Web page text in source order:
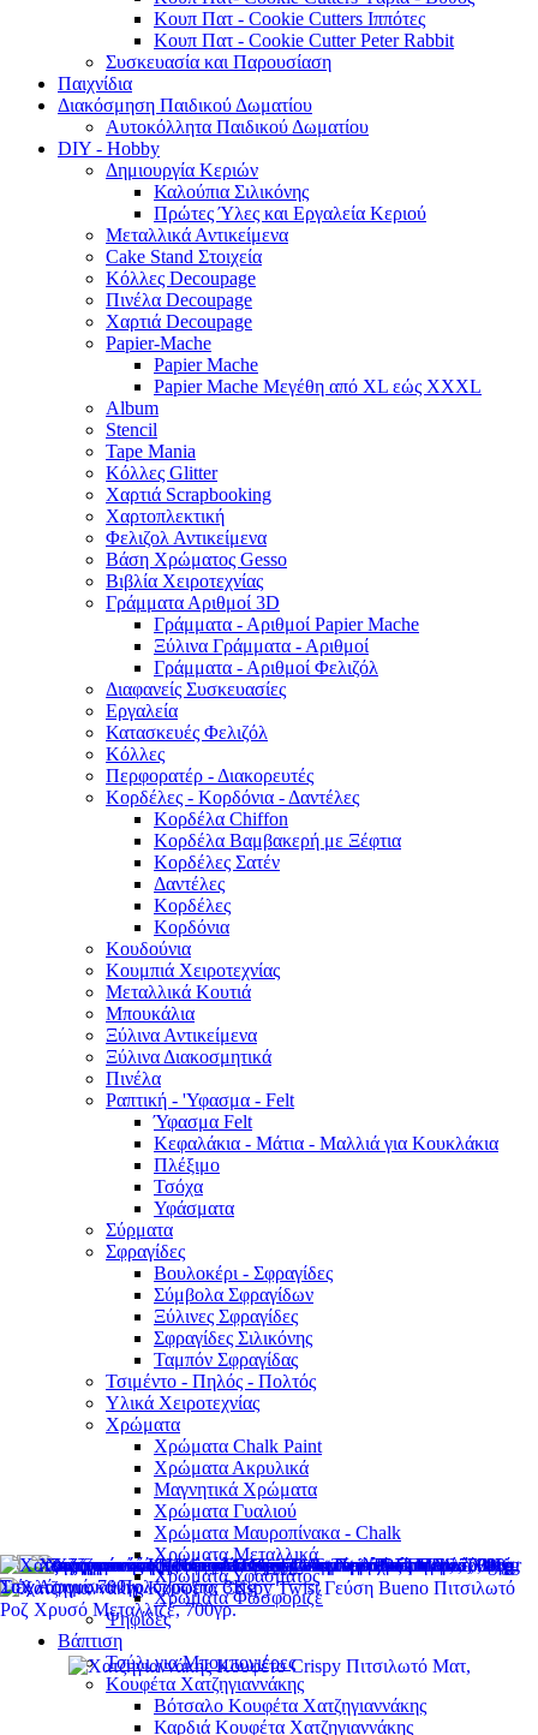
Κουπ Πατ - Cookie Cutters Ιππότες
Κουπ Πατ - Cookie Cutter Peter Rabbit
Συσκευασία και Παρουσίαση
Παιχνίδια
Διακόσμηση Παιδικού Δωματίου
Αυτοκόλλητα Παιδικού Δωματίου
DIY - Hobby
Δημιουργία Κεριών
Καλούπια Σιλικόνης
Πρώτες Ύλες και Εργαλεία Κεριού
Μεταλλικά Αντικείμενα
Cake Stand Στοιχεία
Κόλλες Decoupage
Πινέλα Decoupage
Χαρτιά Decoupage
Papier-Mache
Papier Mache
Papier Mache Μεγέθη από XL εώς XXXL
Album
Stencil
Tape Mania
Κόλλες Glitter
Χαρτιά Scrapbooking
Χαρτοπλεκτική
Φελιζολ Αντικείμενα
Βάση Χρώματος Gesso
Βιβλία Χειροτεχνίας
Γράμματα Αριθμοί 3D
Γράμματα - Αριθμοί Papier Mache
Ξύλινα Γράμματα - Αριθμοί
Γράμματα - Αριθμοί Φελιζόλ
Διαφανείς Συσκευασίες
Εργαλεία
Κατασκευές Φελιζόλ
Κόλλες
Περφορατέρ - Διακορευτές
Κορδέλες - Κορδόνια - Δαντέλες
Κορδέλα Chiffon
Κορδέλα Βαμβακερή με Ξέφτια
Κορδέλες Σατέν
Δαντέλες
Κορδέλες
Κορδόνια
Κουδούνια
Κουμπιά Χειροτεχνίας
Μεταλλικά Κουτιά
Μπουκάλια
Ξύλινα Αντικείμενα
Ξύλινα Διακοσμητικά
Πινέλα
Ραπτική - 'Υφασμα - Felt
Ύφασμα Felt
Κεφαλάκια - Μάτια - Μαλλιά για Κουκλάκια
Πλέξιμο
Τσόχα
Υφάσματα
Σύρματα
Σφραγίδες
Βουλοκέρι - Σφραγίδες
Σύμβολα Σφραγίδων
Ξύλινες Σφραγίδες
Σφραγίδες Σιλικόνης
Ταμπόν Σφραγίδας
Τσιμέντο - Πηλός - Πολτός
Υλικά Χειροτεχνίας
Χρώματα
Χρώματα Chalk Paint
Χρώματα Ακρυλικά
Μαγνητικά Χρώματα
Χρώματα Γυαλιού
Χρώματα Μαυροπίνακα - Chalk
Χρώματα Μεταλλικά
Χρώματα Υφάσματος
Χρώματα Φωσφοριζέ
Ψηφίδες
Βάπτιση
Τούλι για Μπομπονιέρες
Κουφέτα Χατζηγιαννάκης
Βότσαλο Κουφέτα Χατζηγιαννάκης
Καρδιά Κουφέτα Χατζηγιαννάκης